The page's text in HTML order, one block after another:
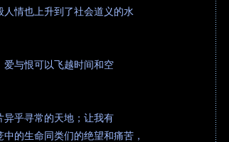
情也上升到了社会道义的水
与恨可以飞越时间和空
异乎寻常的天地；让我有
的生命同类们的绝望和痛苦，